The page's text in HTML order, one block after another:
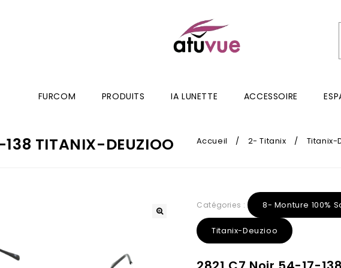
FURCOM PRODUITS IA LUNETTE ACCESSOIRE
TITANIX-DEUZIOO Accueil / 2- Titanix / Titanix-
Catégories : 8- Monture 100%
Titanix-Deuzioo